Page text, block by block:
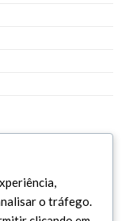
o tráfego.